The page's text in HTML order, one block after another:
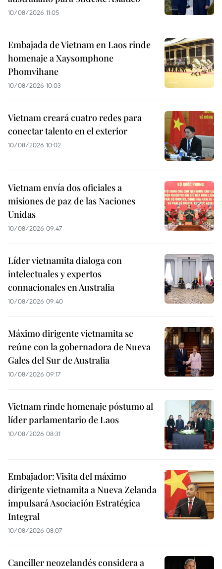
10/08/2026 11:05
Embajada de Vietnam en Laos rinde
homenaje a Xaysomphone
Phomvihane
10/08/2026 10:03
Vietnam creará cuatro redes para
conectar talento en el exterior
10/08/2026 10:02
Vietnam envía dos oficiales a
misiones de paz de las Naciones
Unidas
10/08/2026 09:47
Líder vietnamita dialoga con
intelectuales y expertos
connacionales en Australia
10/08/2026 09:40
Máximo dirigente vietnamita se
reúne con la gobernadora de Nueva
Gales del Sur de Australia
10/08/2026 09:17
Vietnam rinde homenaje póstumo al
líder parlamentario de Laos
10/08/2026 08:31
Embajador: Visita del máximo
dirigente vietnamita a Nueva Zelanda
impulsará Asociación Estratégica
Integral
10/08/2026 08:07
Canciller neozelandés considera a